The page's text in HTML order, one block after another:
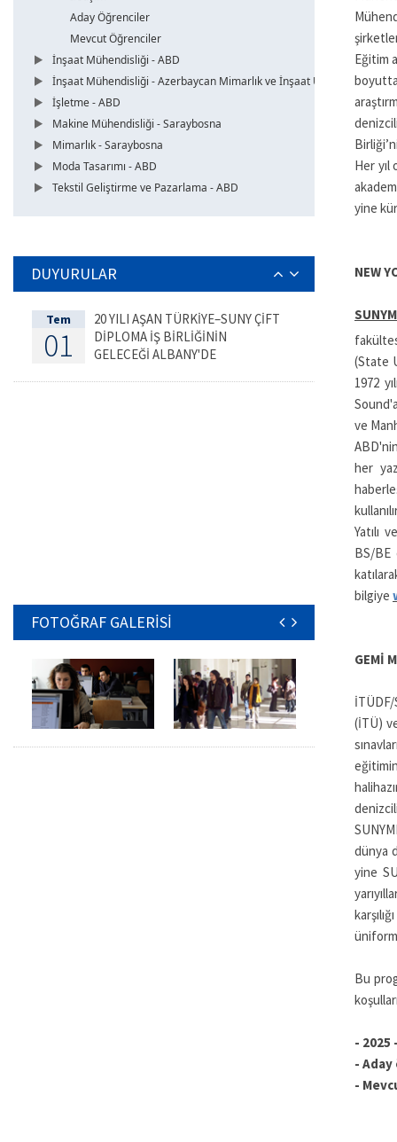
Aday Öğrenciler
Mevcut Öğrenciler
İnşaat Mühendisliği - ABD
İnşaat Mühendisliği - Azerbaycan Mimarlık ve İnşaat Üni.
İşletme - ABD
Makine Mühendisliği - Saraybosna
Mimarlık - Saraybosna
Moda Tasarımı - ABD
Tekstil Geliştirme ve Pazarlama - ABD
DUYURULAR
Tem
01
20 YILI AŞAN TÜRKİYE–SUNY ÇİFT
DİPLOMA İŞ BİRLİĞİNİN
GELECEĞİ ALBANY'DE
FOTOĞRAF GALERİSİ
Eğitim
Her yıl
yine
NEW
(State
1972
ve
her
Yatılı
BS/BE
bilgiye
GEMİ
(İTÜ)
dünya
yine
Bu
- 2025
- Aday
-